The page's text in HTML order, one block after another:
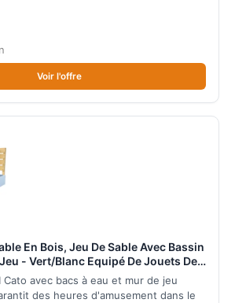
Voir l'offre
En Bois, Jeu De Sable Avec Bassin
Equipé De Jouets De
Entonnoirs Et Étagères
Avec Toile De Sol
Cato avec bacs à eau et mur de jeu
des heures d'amusement dans le